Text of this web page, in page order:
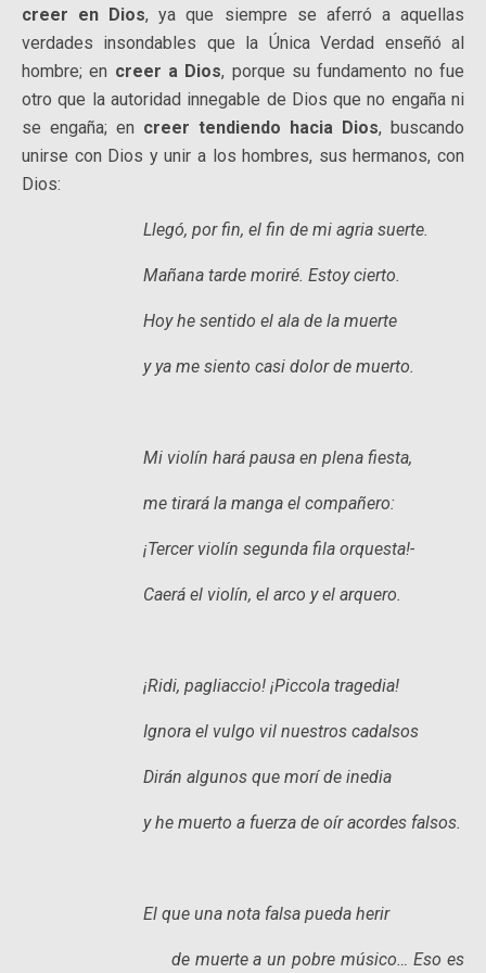
creer en Dios, ya que siempre se aferró a aquellas
verdades insondables que la Única Verdad enseñó al
hombre; en creer a Dios, porque su fundamento no fue
otro que la autoridad innegable de Dios que no engaña ni
se engaña; en creer tendiendo hacia Dios, buscando
unirse con Dios y unir a los hombres, sus hermanos, con
Dios:
Llegó, por fin, el fin de mi agria suerte.
Mañana tarde moriré. Estoy cierto.
Hoy he sentido el ala de la muerte
y ya me siento casi dolor de muerto.
Mi violín hará pausa en plena fiesta,
me tirará la manga el compañero:
¡Tercer violín segunda fila orquesta!-
Caerá el violín, el arco y el arquero.
¡Ridi, pagliaccio! ¡Piccola tragedia!
Ignora el vulgo vil nuestros cadalsos
Dirán algunos que morí de inedia
y he muerto a fuerza de oír acordes falsos.
El que una nota falsa pueda herir
de muerte a un pobre músico… Eso es